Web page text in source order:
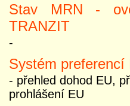
Stav MRN -
TRANZIT
-
Systém
- přehled dohod EU,
prohlášení EU